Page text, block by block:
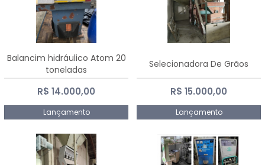
Balancim hidráulico Atom 20
toneladas
R$ 14.000,00
Lançamento
Selecionadora De Grãos
R$ 15.000,00
Lançamento